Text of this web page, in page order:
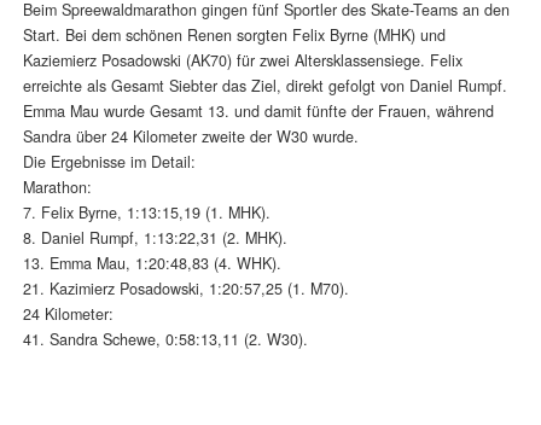
Beim Spreewaldmarathon gingen fünf Sportler des Skate-Teams an den
Start. Bei dem schönen Renen sorgten Felix Byrne (MHK) und
Kaziemierz Posadowski (AK70) für zwei Altersklassensiege. Felix
erreichte als Gesamt Siebter das Ziel, direkt gefolgt von Daniel Rumpf.
Emma Mau wurde Gesamt 13. und damit fünfte der Frauen, während
Sandra über 24 Kilometer zweite der W30 wurde.
Die Ergebnisse im Detail:
Marathon:
7. Felix Byrne, 1:13:15,19 (1. MHK).
8. Daniel Rumpf, 1:13:22,31 (2. MHK).
13. Emma Mau, 1:20:48,83 (4. WHK).
21. Kazimierz Posadowski, 1:20:57,25 (1. M70).
24 Kilometer:
41. Sandra Schewe, 0:58:13,11 (2. W30).